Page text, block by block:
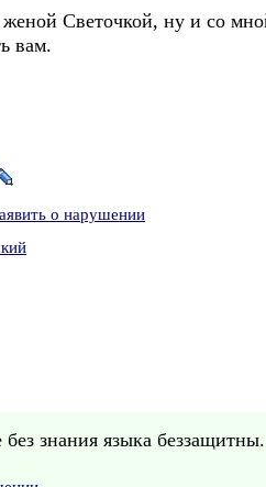
Светочкой, ну и со
вам.
о нарушении
знания языка